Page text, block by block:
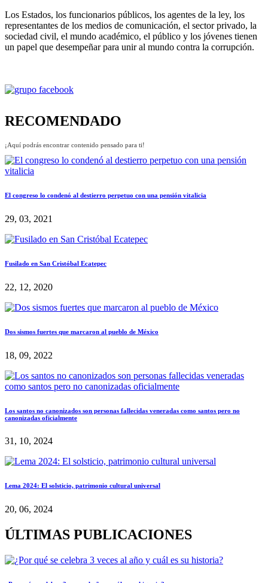
Los Estados, los funcionarios públicos, los agentes de la ley, los
representantes de los medios de comunicación, el sector privado, la
sociedad civil, el mundo académico, el público y los jóvenes tienen
un papel que desempeñar para unir al mundo contra la corrupción.
RECOMENDADO
¡Aquí podrás encontrar contenido pensado para ti!
El congreso lo condenó al destierro perpetuo con una pensión vitalicia
29, 03, 2021
Fusilado en San Cristóbal Ecatepec
22, 12, 2020
Dos sismos fuertes que marcaron al pueblo de México
18, 09, 2022
Los santos no canonizados son personas fallecidas veneradas como santos pero no
canonizadas oficialmente
31, 10, 2024
Lema 2024: El solsticio, patrimonio cultural universal
20, 06, 2024
ÚLTIMAS PUBLICACIONES